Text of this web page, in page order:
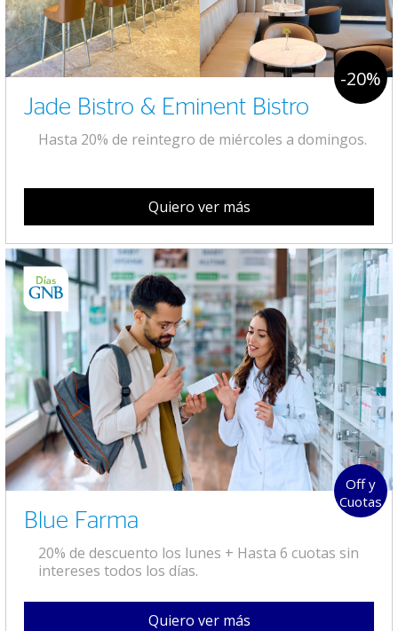
-20%
Jade Bistro & Eminent Bistro
Hasta 20% de reintegro de miércoles a domingos.
Quiero ver más
Off y
Cuotas
Blue Farma
20% de descuento los lunes + Hasta 6 cuotas sin
intereses todos los días.
Quiero ver más